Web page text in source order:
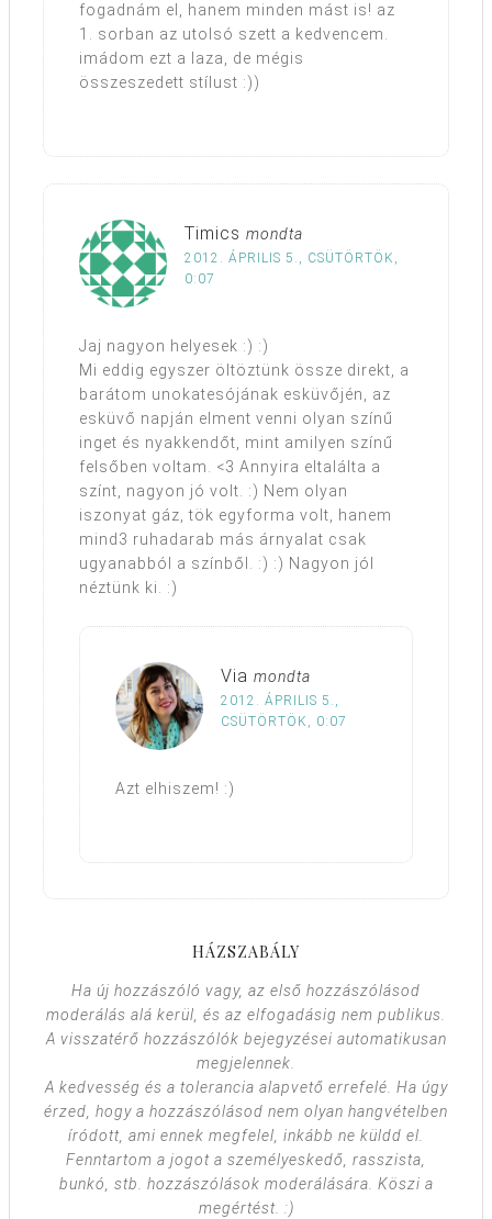
fogadnám el, hanem minden mást is! az
1. sorban az utolsó szett a kedvencem.
imádom ezt a laza, de mégis
összeszedett stílust :))
Timics mondta
2012. ÁPRILIS 5., CSÜTÖRTÖK,
0:07
Jaj nagyon helyesek :) :)
Mi eddig egyszer öltöztünk össze direkt, a
barátom unokatesójának esküvőjén, az
esküvő napján elment venni olyan színű
inget és nyakkendőt, mint amilyen színű
felsőben voltam. <3 Annyira eltalálta a
színt, nagyon jó volt. :) Nem olyan
iszonyat gáz, tök egyforma volt, hanem
mind3 ruhadarab más árnyalat csak
ugyanabból a színből. :) :) Nagyon jól
néztünk ki. :)
Via mondta
2012. ÁPRILIS 5.,
CSÜTÖRTÖK, 0:07
Azt elhiszem! :)
HÁZSZABÁLY
Ha új hozzászóló vagy, az első hozzászólásod
moderálás alá kerül, és az elfogadásig nem publikus.
A visszatérő hozzászólók bejegyzései automatikusan
megjelennek.
A kedvesség és a tolerancia alapvető errefelé. Ha úgy
érzed, hogy a hozzászólásod nem olyan hangvételben
íródott, ami ennek megfelel, inkább ne küldd el.
Fenntartom a jogot a személyeskedő, rasszista,
bunkó, stb. hozzászólások moderálására. Köszi a
megértést. :)